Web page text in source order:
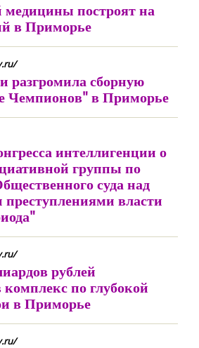
медицины построят на
в Приморье
разгромила сборную
Чемпионов" в Приморье
интеллигенции о
группы по
суда над
власти
рублей
по глубокой
в Приморье